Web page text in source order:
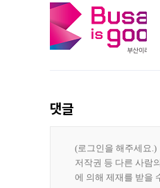
댓글